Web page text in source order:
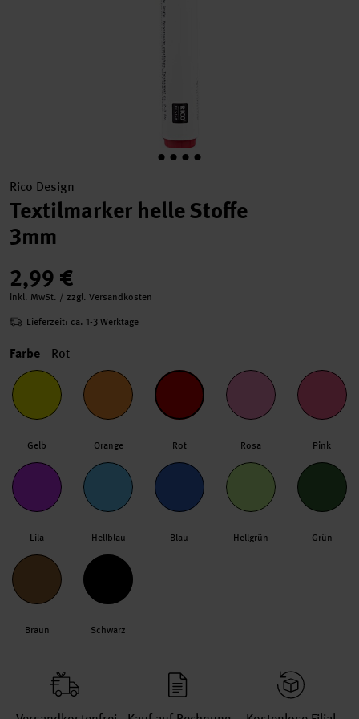
Rico Design
Textilmarker helle Stoffe
3mm
2,99 €
inkl. MwSt. / zzgl. Versandkosten
Lieferzeit: ca. 1-3 Werktage
Farbe Rot
Gelb Orange Rot Rosa Pink
Lila Hellblau Blau Hellgrün Grün
Braun Schwarz